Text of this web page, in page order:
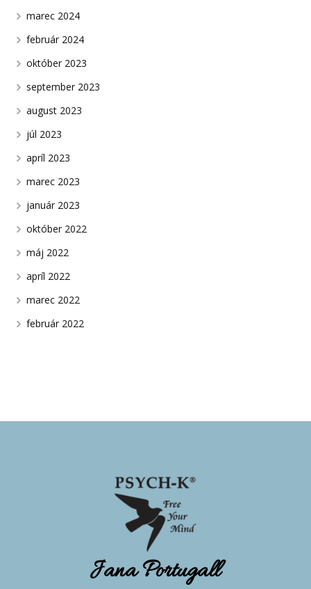
marec 2024
február 2024
október 2023
september 2023
august 2023
júl 2023
apríl 2023
marec 2023
január 2023
október 2022
máj 2022
apríl 2022
marec 2022
február 2022
Jana Portugall